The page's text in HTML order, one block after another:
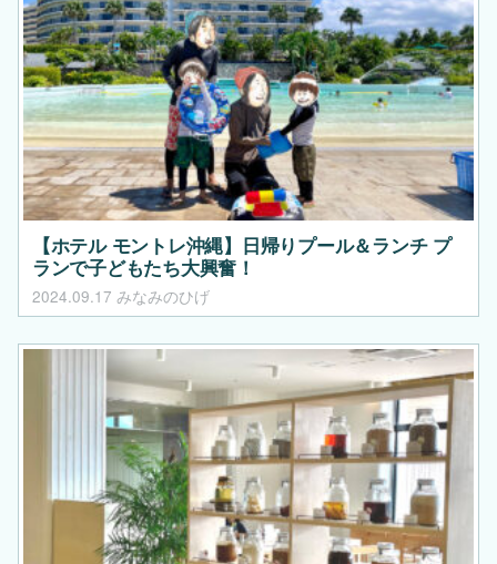
【ホテル モントレ沖縄】日帰りプール＆ランチ プ
ランで子どもたち大興奮！
2024.09.17 みなみのひげ